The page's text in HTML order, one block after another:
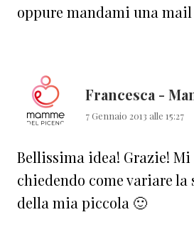
oppure mandami una
Francesca -
7 Gennaio 2013 alle 15:27
Bellissima idea! Grazie!
chiedendo come variare la
della mia piccola 🙂